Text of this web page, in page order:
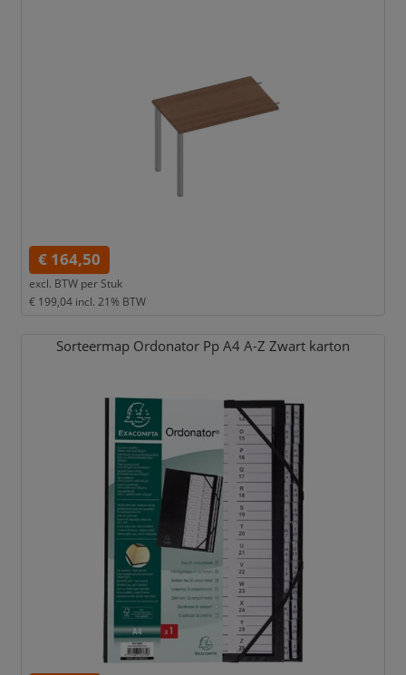
€ 164,50
excl. BTW per Stuk
€ 199,04 incl. 21% BTW
Sorteermap Ordonator Pp A4 A-Z Zwart karton